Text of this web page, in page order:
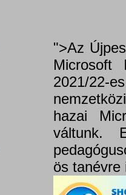
">Az
Microsoft
2021/
hazai
váltunk.
ös tanévre